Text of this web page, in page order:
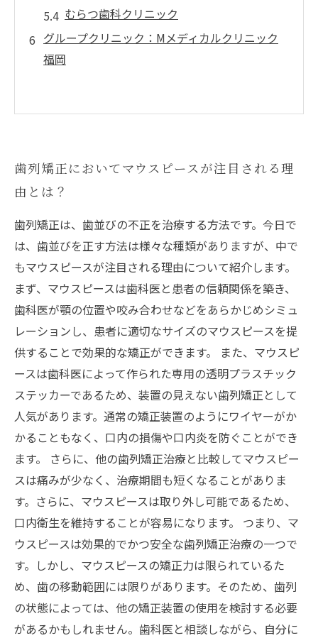
むらつ歯科クリニック
グループクリニック：Mメディカルクリニック
福岡
歯列矯正においてマウスピースが注目される理
由とは？
歯列矯正は、歯並びの不正を治療する方法です。今日で
は、歯並びを正す方法は様々な種類がありますが、中で
もマウスピースが注目される理由について紹介します。
まず、マウスピースは歯科医と患者の信頼関係を築き、
歯科医が顎の位置や咬み合わせなどをあらかじめシミュ
レーションし、患者に適切なサイズのマウスピースを提
供することで効果的な矯正ができます。 また、マウスピ
ースは歯科医によって作られた専用の透明プラスチック
ステッカーであるため、装置の見えない歯列矯正として
人気があります。通常の矯正装置のようにワイヤーがか
かることもなく、口内の損傷や口内炎を防ぐことができ
ます。 さらに、他の歯列矯正治療と比較してマウスピー
スは痛みが少なく、治療期間も短くなることがありま
す。さらに、マウスピースは取り外し可能であるため、
口内衛生を維持することが容易になります。 つまり、マ
ウスピースは効果的でかつ安全な歯列矯正治療の一つで
す。しかし、マウスピースの矯正力は限られているた
め、歯の移動範囲には限りがあります。そのため、歯列
の状態によっては、他の矯正装置の使用を検討する必要
があるかもしれません。歯科医と相談しながら、自分に